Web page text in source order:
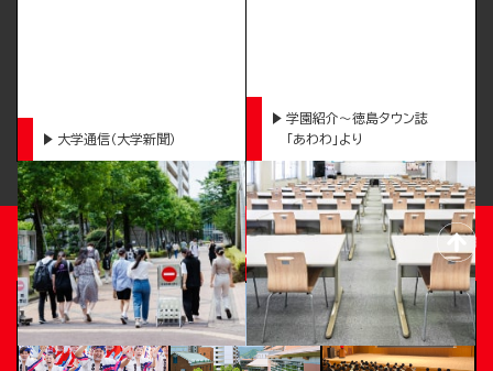
大学通信（大学新聞）
学園紹介～徳島タウン誌
「あわわ」より
TOKUSHIMA BUNRI UNIVERSITY